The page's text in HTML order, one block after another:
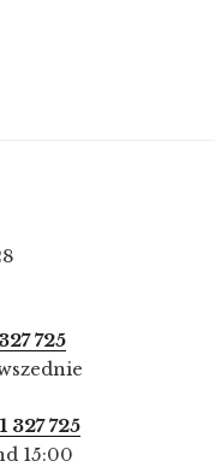
725
327 725
15:00